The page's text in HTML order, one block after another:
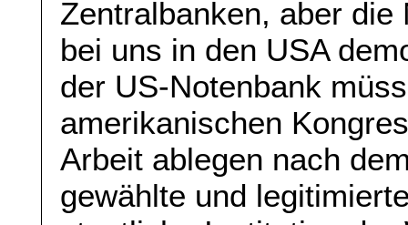
Zentralbanken, aber
bei uns in den USA
der US-Notenbank
amerikanischen
Arbeit ablegen nach
gewählte und